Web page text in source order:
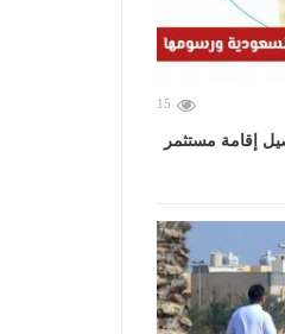
15
إقامة مستثمر